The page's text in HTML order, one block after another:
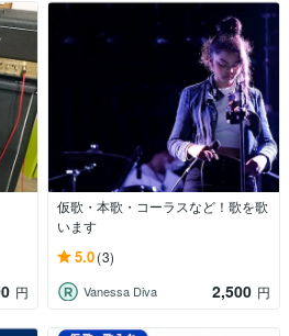
円
仮歌・本歌・コーラスなど！歌を歌
います
5.0(3)
Vanessa Diva 2,500 円